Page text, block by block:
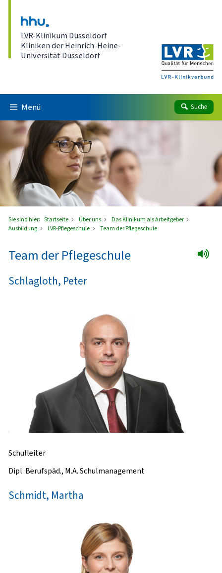
LVR-Klinikum Düsseldorf
Kliniken der Heinrich-Heine-
Universität Düsseldorf
Menü Suche
Sie sind hier: Startseite Über uns
Das Klinikum als Arbeitgeber
Ausbildung
LVR-Pflegeschule Team der Pflegeschule
Team der Pflegeschule
Schlagloth, Peter
Schulleiter
Dipl. Berufspäd., M.A. Schulmanagement
Schmidt, Martha